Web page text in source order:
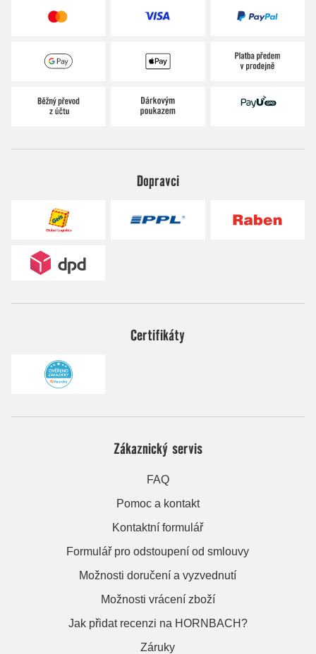
Dopravci
Certifikáty
Zákaznický servis
FAQ
Pomoc a kontakt
Kontaktní formulář
Formulář pro odstoupení od smlouvy
Možnosti doručení a vyzvednutí
Možnosti vrácení zboží
Jak přidat recenzi na HORNBACH?
Záruky